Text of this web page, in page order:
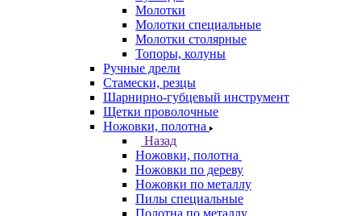
Молотки
Молотки специальные
Молотки столярные
Топоры, колуны
Ручные дрели
Стамески, резцы
Шарнирно-губцевый инструмент
Щетки проволочные
Ножовки, полотна
Назад
Ножовки, полотна
Ножовки по дереву
Ножовки по металлу
Пилы специальные
Полотна по металлу